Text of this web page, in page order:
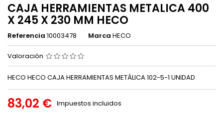
CAJA HERRAMIENTAS METALICA 400
X 245 X 230 MM HECO
Referencia 10003478 Marca HECO
Valoración
HECO HECO CAJA HERRAMIENTAS METÁLICA 102-5-1 UNIDAD
83,02 € Impuestos incluidos